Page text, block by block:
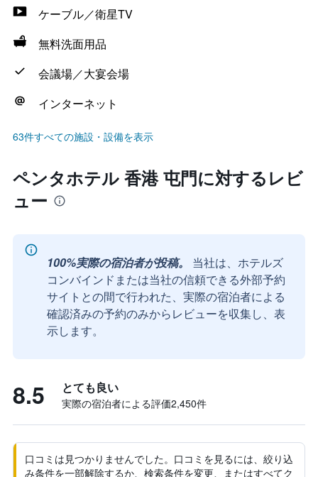
ケーブル／衛星TV
無料洗面用品
会議場／大宴会場
インターネット
63件すべての施設・設備を表示
ペンタホテル 香港 屯門に対するレビ
ュー
100%実際の宿泊者が投稿。
当社は、ホテルズ
コンバインドまたは当社の信頼できる外部予約
サイトとの間で行われた、実際の宿泊者による
確認済みの予約のみからレビューを収集し、表
示します。
8.5 とても良い
実際の宿泊者による評価2,450​件
口コミは見つかりませんでした。口コミを見るには、絞り込
み条件を一部解除するか、検索条件を変更、またはすべてク